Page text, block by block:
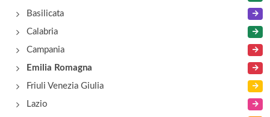
Al Palazzo
via Guidi 195, Sant'Ermete
Basilicata
Calabria
Campania
Emilia Romagna
Friuli Venezia Giulia
Lazio